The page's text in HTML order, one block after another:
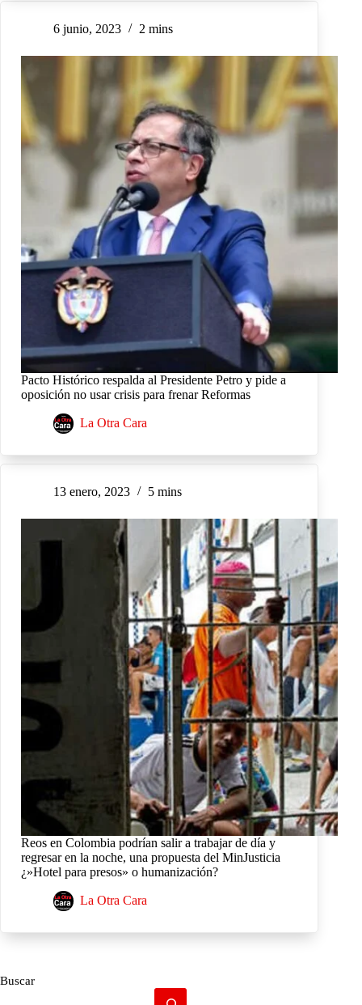
6 junio, 2023 2 mins
Pacto Histórico respalda al Presidente Petro y pide a
oposición no usar crisis para frenar Reformas
La Otra Cara
13 enero, 2023 5 mins
Reos en Colombia podrían salir a trabajar de día y
regresar en la noche, una propuesta del MinJusticia
¿»Hotel para presos» o humanización?
La Otra Cara
Buscar